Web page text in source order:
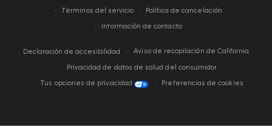
Términos del servicio
Política de cancelación
Información de contacto
Declaración de accesibilidad Aviso de recopilación de California
Privacidad de datos de salud del consumidor
Tus opciones de privacidad
Preferencias de cookies